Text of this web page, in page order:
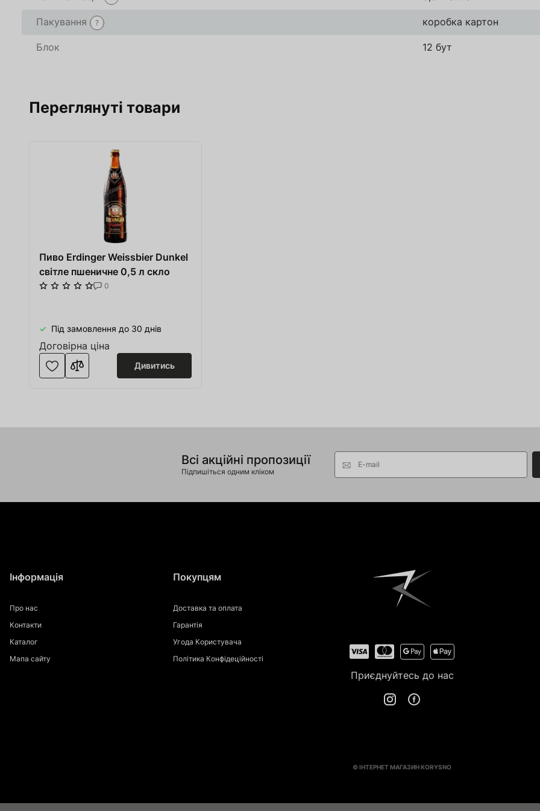
Пакування ? коробка картон
Блок 12 бут
Переглянуті товари
Пиво Erdinger Weissbier Dunkel
світле пшеничне 0,5 л скло
0
Під замовлення до 30 днів
Договірна ціна
Дивитись
Всі акційні пропозиції
Підпишіться одним кліком
E-mail
Приєднуйтесь до нас
Інформація
Про нас
Контакти
Каталог
Мапа сайту
Покупцям
Доставка та оплата
Гарантія
Угода Користувача
Політика Конфідеційності
© ІНТЕРНЕТ МАГАЗИН KORYSNO